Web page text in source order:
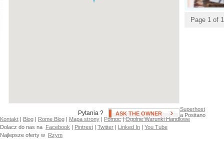
Pytania ? ASK THE OWNER
Page 1 of 1
Kontakt | Blog | Rome Blog | Mapa strony | Pomoc|Ogolne Warunki Handlowe
Dolacz do nas na Facebook | Pintrest | Twitter | Linked In | You Tube
Najlepsze oferty w Rzym
Superhost
a Positano